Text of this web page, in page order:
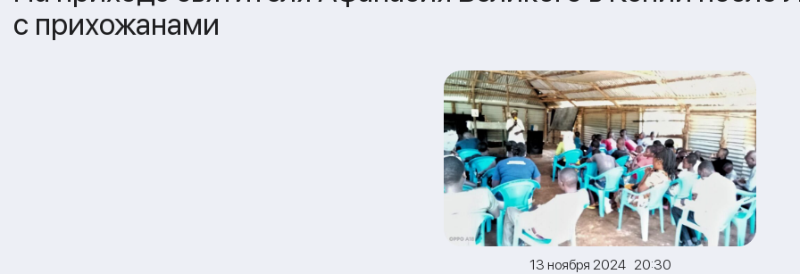
с прихожанами
13 ноября 2024 20:30